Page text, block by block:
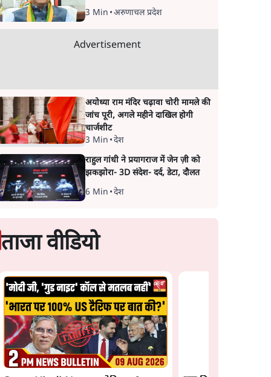
3 Min •अरुणाचल प्रदेश
Advertisement
अयोध्या राम मंदिर चढ़ावा चोरी मामले की
जांच पूरी, अगले महीने दाखिल होगी
चार्जशीट
3 Min •देश
राहुल गांधी ने प्रयागराज में जेन ज़ी को
झकझोरा- 3D संदेश- दर्द, डेटा, दौलत
6 Min •देश
ताजा वीडियो